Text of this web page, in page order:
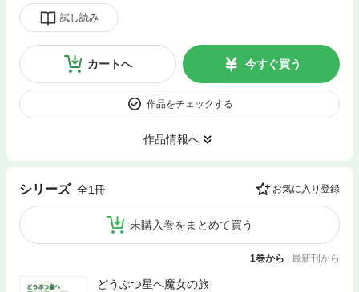
試し読み
カートへ 今すぐ買う
作品をチェックする
作品情報へ
シリーズ 全1冊 お気に入り登録
未購入巻をまとめて買う
1巻から | 最新刊から
どうぶつ星へ魔女の旅